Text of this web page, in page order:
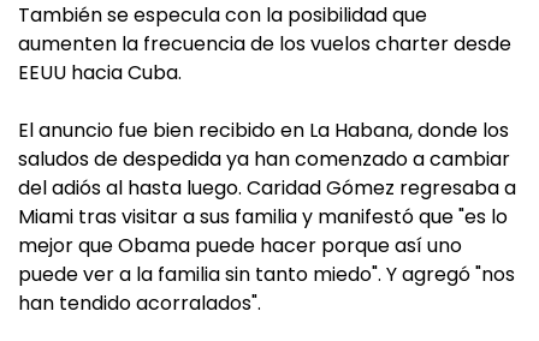
También se especula con la posibilidad que
aumenten la frecuencia de los vuelos charter desde
EEUU hacia Cuba.
El anuncio fue bien recibido en La Habana, donde los
saludos de despedida ya han comenzado a cambiar
del adiós al hasta luego. Caridad Gómez regresaba a
Miami tras visitar a sus familia y manifestó que "es lo
mejor que Obama puede hacer porque así uno
puede ver a la familia sin tanto miedo". Y agregó "nos
han tendido acorralados".